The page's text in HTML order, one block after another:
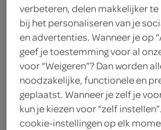
Proef 't sprankje zomer met
Verfrissend tintelende
1,5 liter dorstlesser
Perfect voor jouw
verbeteren, delen makkelijker
bij het personaliseren van je
en advertenties. Wanneer je op
geef je toestemming voor al
voor “Weigeren”? Dan worden
noodzakelijke, functionele en
geplaatst. Wanneer je zelf je
kun je kiezen voor “zelf
cookie-instellingen op elk